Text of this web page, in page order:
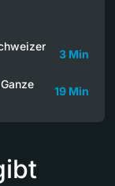
3 Min
19 Min